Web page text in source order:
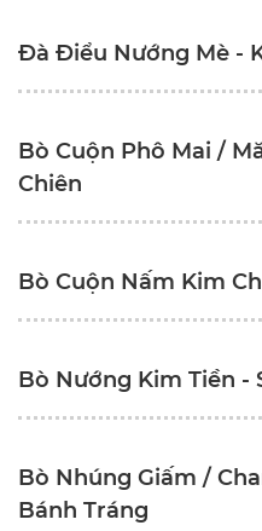
Đà Điểu Nướng Mè -
Bò Cuộn Phô Mai /
Chiên
Bò Cuộn Nấm Kim
Bò Nướng Kim Tiền -
Bò Nhúng Giấm /
Bánh Tráng